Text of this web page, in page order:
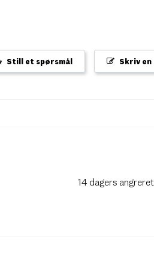
Skriv en
Still et spørsmål
14 dagers